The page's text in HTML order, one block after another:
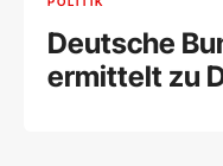
Deutsche
ermittelt zu